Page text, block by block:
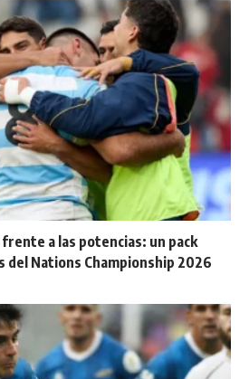
frente a las potencias: un pack
del Nations Championship 2026